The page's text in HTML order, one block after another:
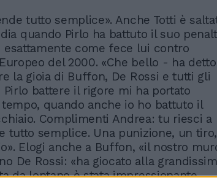
tutto semplice». Anche Totti è
quando Pirlo ha battuto il suo
esattamente come fece lui contro
del 2000. «Che bello - ha detto
la gioia di Buffon, De Rossi e tutti gli
Pirlo battere il rigore mi ha portato
quando anche io ho battuto il
Complimenti Andrea: tu riesci a
tutto semplice. Una punizione, un tiro,
Elogi anche a Buffon, «il nostro
De Rossi: «ha giocato alla
da lontano è stata impressionante...